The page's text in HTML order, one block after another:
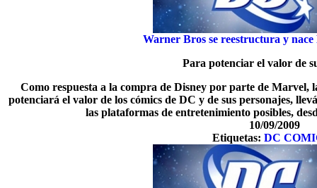
Warner Bros se reestructura y
Para potenciar el valor de
Como respuesta a la compra de Disney por parte de
potenciará el valor de los cómics de DC y de sus personajes,
las plataformas de entretenimiento posibles,
10/09/2009
Etiquetas:DC